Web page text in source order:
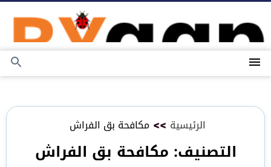
إلى
المحتوى
القائمة
بحث
الرئيسية >> مكافحة بق الفراش
التصنيف: مكافحة بق الفراش